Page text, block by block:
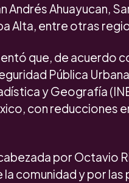
Ahuayucan,
Alta, entre otras
que, de acuerdo
Pública Urbana
y Geografía
con reducciones
por Octavio
comunidad y por las